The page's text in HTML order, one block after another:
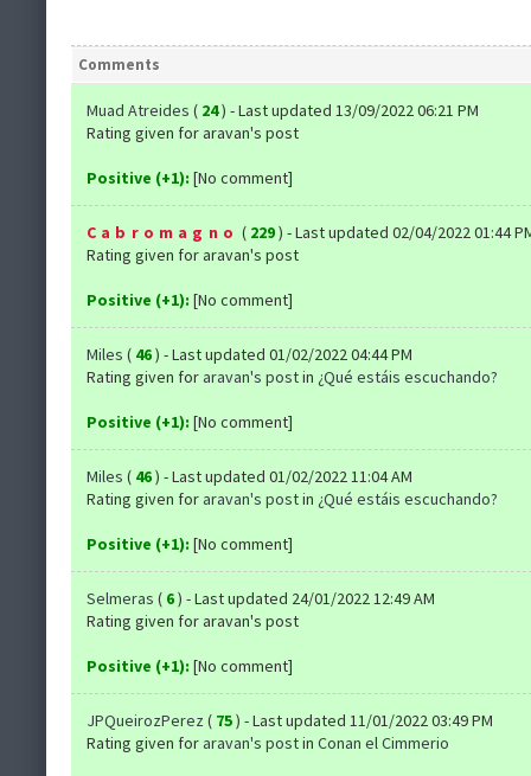
Comments
Muad Atreides ( 24) - Last updated 13/09/2022 06:21 PM
Rating given for aravan's post
Positive (+1): [No comment]
Cabromagno ( 229) - Last updated 02/04/2022 01:44
Rating given for aravan's post
Positive (+1): [No comment]
Miles ( 46) - Last updated 01/02/2022 04:44 PM
Rating given for aravan's postin ¿Qué estáis escuchando?
Positive (+1): [No comment]
Miles ( 46) - Last updated 01/02/2022 11:04 AM
Rating given for aravan's postin ¿Qué estáis escuchando?
Positive (+1): [No comment]
Selmeras ( 6) - Last updated 24/01/2022 12:49 AM
Rating given for aravan's post
Positive (+1): [No comment]
JPQueirozPerez ( 75) - Last updated 11/01/2022 03:49 PM
Rating given for aravan's postin Conan el Cimmerio